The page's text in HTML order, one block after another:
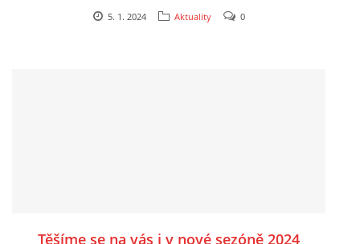
Kapelník:
prožitých chvil s muzikou.....
5. 1. 2024 Aktuality 0
Těšíme se na vás i v nové sezóně 2024